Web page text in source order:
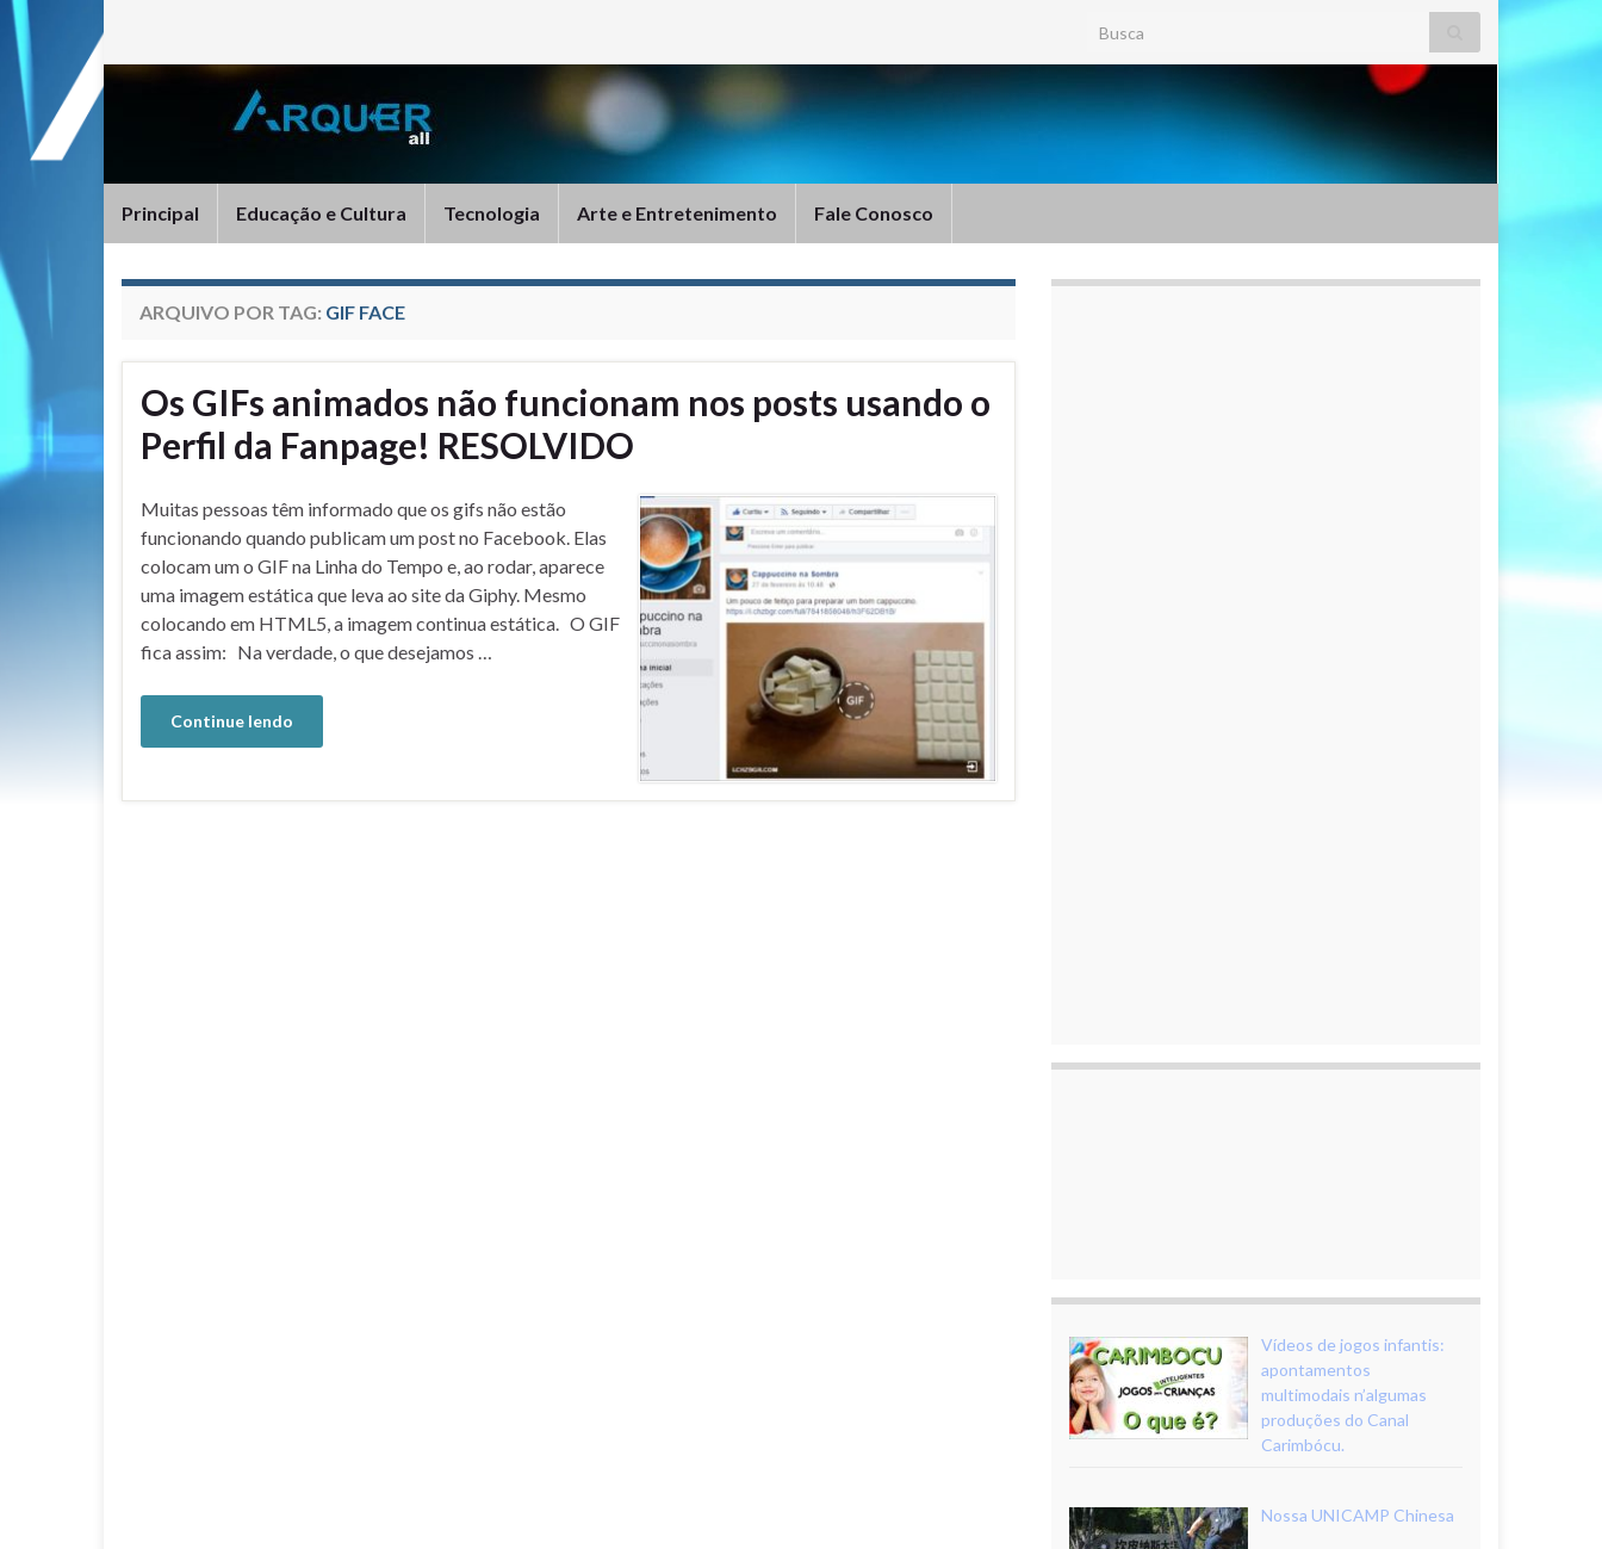
Search for:
Principal Educação e Cultura Tecnologia Arte e Entretenimento Fale Conosco
ARQUIVO POR TAG: GIF FACE
Os GIFs animados não funcionam nos posts usando o
Perfil da Fanpage! RESOLVIDO
Muitas pessoas têm informado que os gifs não estão
funcionando quando publicam um post no Facebook. Elas
colocam um o GIF na Linha do Tempo e, ao rodar, aparece
uma imagem estática que leva ao site da Giphy. Mesmo
colocando em HTML5, a imagem continua estática. O GIF
fica assim: Na verdade, o que desejamos …
Continue lendo
Vídeos de jogos infantis:
apontamentos
multimodais n’algumas
produções do Canal
Carimbócu.
Nossa UNICAMP Chinesa